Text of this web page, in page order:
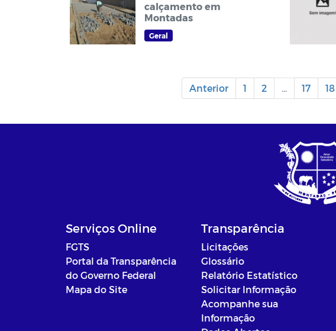
calçamento em
Montadas
Geral
Anterior 1 2 17 18
Serviços Online
FGTS
Portal da Transparência
do Governo Federal
Mapa do Site
Transparência
Licitações
Glossário
Relatório Estatístico
Solicitar Informação
Acompanhe sua
Informação